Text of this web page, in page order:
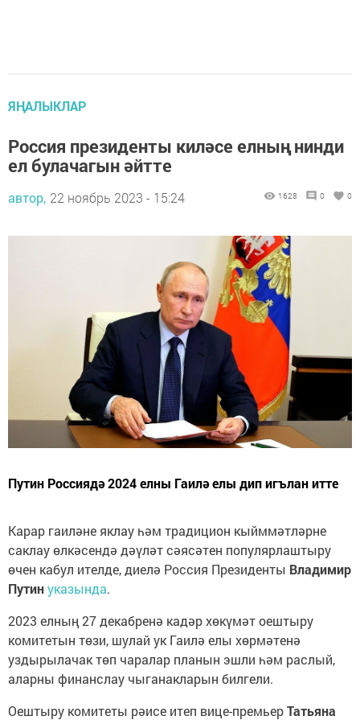
ЯҢАЛЫКЛАР
Россия президенты киләсе елның нинди
ел булачагын әйтте
автор, 22 ноябрь 2023 - 15:24 1628 0 0
Путин Россиядә 2024 елны Гаилә елы дип игълан итте
Карар гаиләне яклау һәм традицион кыйммәтләрне
саклау өлкәсендә дәүләт сәясәтен популярлаштыру
өчен кабул ителде, диелә Россия Президенты Владимир
Путинуказында.
2023 елның 27 декабренә кадәр хөкүмәт оештыру
комитетын төзи, шулай ук Гаилә елы хөрмәтенә
уздырылачак төп чаралар планын эшли һәм раслый,
аларны финанслау чыганакларын билгели.
Оештыру комитеты рәисе итеп вице-премьерТатьяна